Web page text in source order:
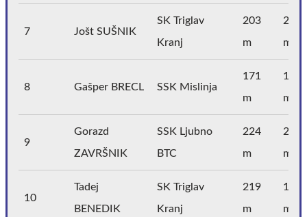
7 Jošt SUŠNIK
SK Triglav
Kranj
203
m
208
m
8 Gašper BRECL SSK Mislinja
171
m
168
m
9
Gorazd
ZAVRŠNIK
SSK Ljubno
BTC
224
m
208
m
10
Tadej
BENEDIK
SK Triglav
Kranj
219
m
166
m